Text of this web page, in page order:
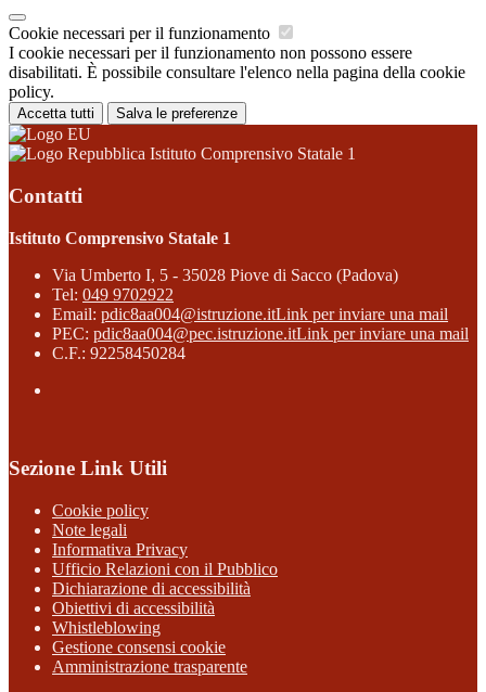
Cookie necessari per il funzionamento
I cookie necessari per il funzionamento non possono essere
disabilitati. È possibile consultare l'elenco nella pagina della cookie
policy.
Accetta tutti Salva le preferenze
Istituto Comprensivo Statale 1
Contatti
Istituto Comprensivo Statale 1
Via Umberto I, 5 - 35028 Piove di Sacco (Padova)
Tel: 049 9702922
Email: pdic8aa004@istruzione.itLink per inviare una mail
PEC: pdic8aa004@pec.istruzione.itLink per inviare una mail
C.F.: 92258450284
Sezione Link Utili
Cookie policy
Note legali
Informativa Privacy
Ufficio Relazioni con il Pubblico
Dichiarazione di accessibilità
Obiettivi di accessibilità
Whistleblowing
Gestione consensi cookie
Amministrazione trasparente